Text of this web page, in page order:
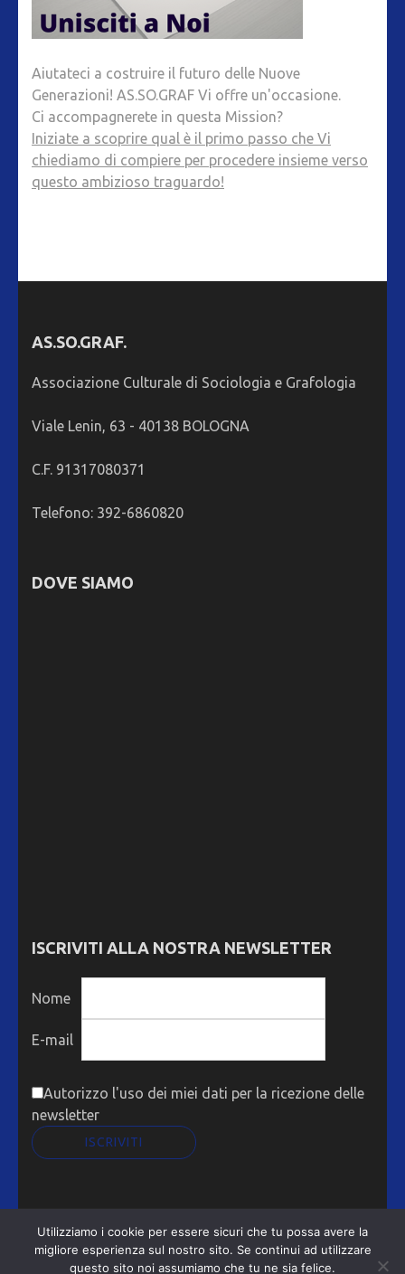
Aiutateci a costruire il futuro delle Nuove
Generazioni! AS.SO.GRAF Vi offre un'occasione.
Ci accompagnerete in questa Mission?
Iniziate a scoprire qual è il primo passo che Vi
chiediamo di compiere per procedere insieme verso
questo ambizioso traguardo!
AS.SO.GRAF.
Associazione Culturale di Sociologia e Grafologia
Viale Lenin, 63 - 40138 BOLOGNA
C.F. 91317080371
Telefono: 392-6860820
DOVE SIAMO
ISCRIVITI ALLA NOSTRA NEWSLETTER
Nome
E-mail
Autorizzo l'uso dei miei dati per la ricezione delle
newsletter
ASSOGRAF Metro Magazine | Sviluppato da
Rara
Theme
. Powered by WordPress Privacy Policy
Utilizziamo i cookie per essere sicuri che tu possa avere la
migliore esperienza sul nostro sito. Se continui ad utilizzare
questo sito noi assumiamo che tu ne sia felice.